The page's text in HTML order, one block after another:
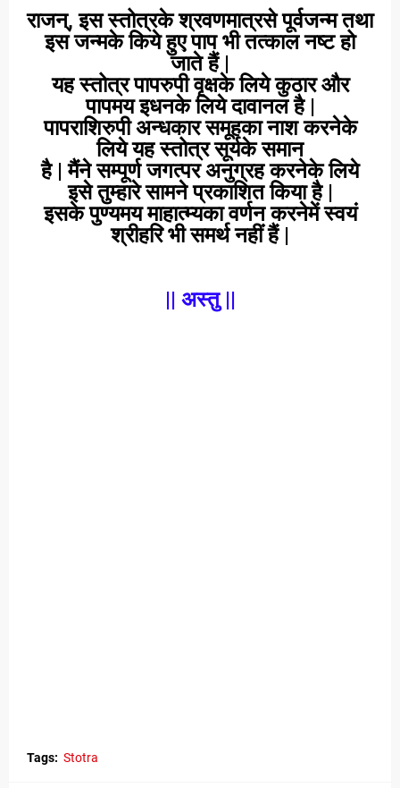
राजन्, इस स्तोत्रके श्रवणमात्रसे पूर्वजन्म तथा
इस जन्मके किये हुए पाप भी तत्काल नष्ट हो
जाते हैं |
यह स्तोत्र पापरुपी वृक्षके लिये कुठार और
पापमय इधनके लिये दावानल है |
पापराशिरुपी अन्धकार समूहका नाश करनेके
लिये यह स्तोत्र सूर्यके समान
है | मैंने सम्पूर्ण जगत्पर अनुग्रह करनेके लिये
इसे तुम्हारे सामने प्रकाशित किया है |
इसके पुण्यमय माहात्म्यका वर्णन करनेमें स्वयं
श्रीहरि भी समर्थ नहीं हैं |
|| अस्तु ||
Tags: Stotra